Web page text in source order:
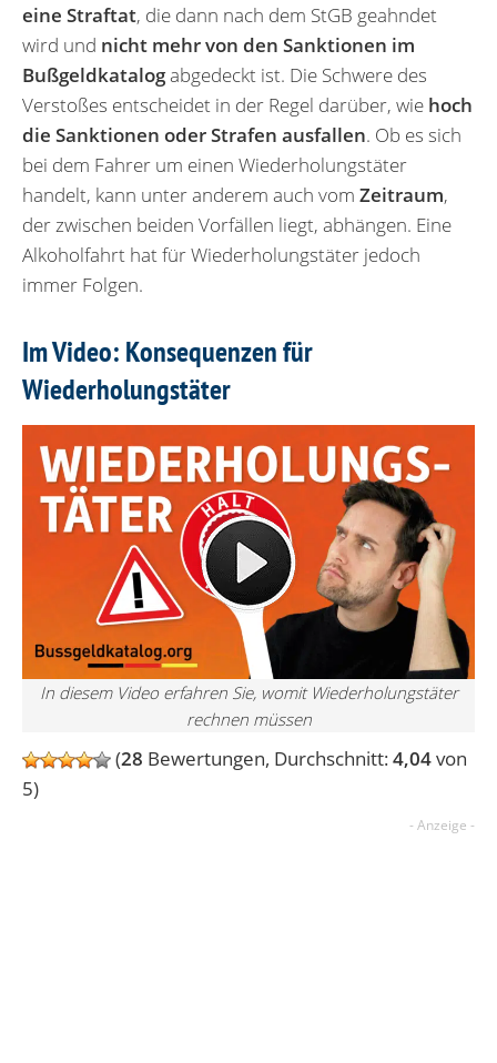
eine Straftat, die dann nach dem StGB geahndet
wird und nicht mehr von den Sanktionen im
Bußgeldkatalogabgedeckt ist. Die Schwere des
Verstoßes entscheidet in der Regel darüber, wie hoch
die Sanktionen oder Strafen ausfallen. Ob es sich
bei dem Fahrer um einen Wiederholungstäter
handelt, kann unter anderem auch vom Zeitraum,
der zwischen beiden Vorfällen liegt, abhängen. Eine
Alkoholfahrt hat für Wiederholungstäter jedoch
immer Folgen.
Im Video: Konsequenzen für
Wiederholungstäter
In diesem Video erfahren Sie, womit Wiederholungstäter
rechnen müssen
(28 Bewertungen, Durchschnitt:4,04von
5)